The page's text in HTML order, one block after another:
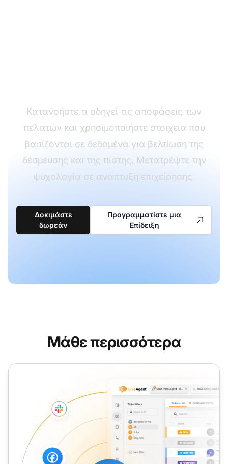
Κατανοήστε τι οδηγεί τις αποφάσεις των
πελατών και χρησιμοποιήστε στοιχεία που
βασίζονται σε δεδομένα για βελτίωση της
δέσμευσης και της πίστης. Μετατρέψτε την
ψυχολογία σε ανάπτυξη επιχείρησης.
Δοκιμάστε
δωρεάν
Προγραμματίστε μια
Επίδειξη
Μάθε περισσότερα
Εκπαίδευση Εξυπηρέτησης Πελατών